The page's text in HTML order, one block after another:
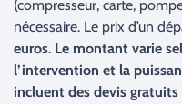
(compresseur, carte,
nécessaire. Le prix d’un
euros. Le montant varie
l’intervention et la
incluent des devis